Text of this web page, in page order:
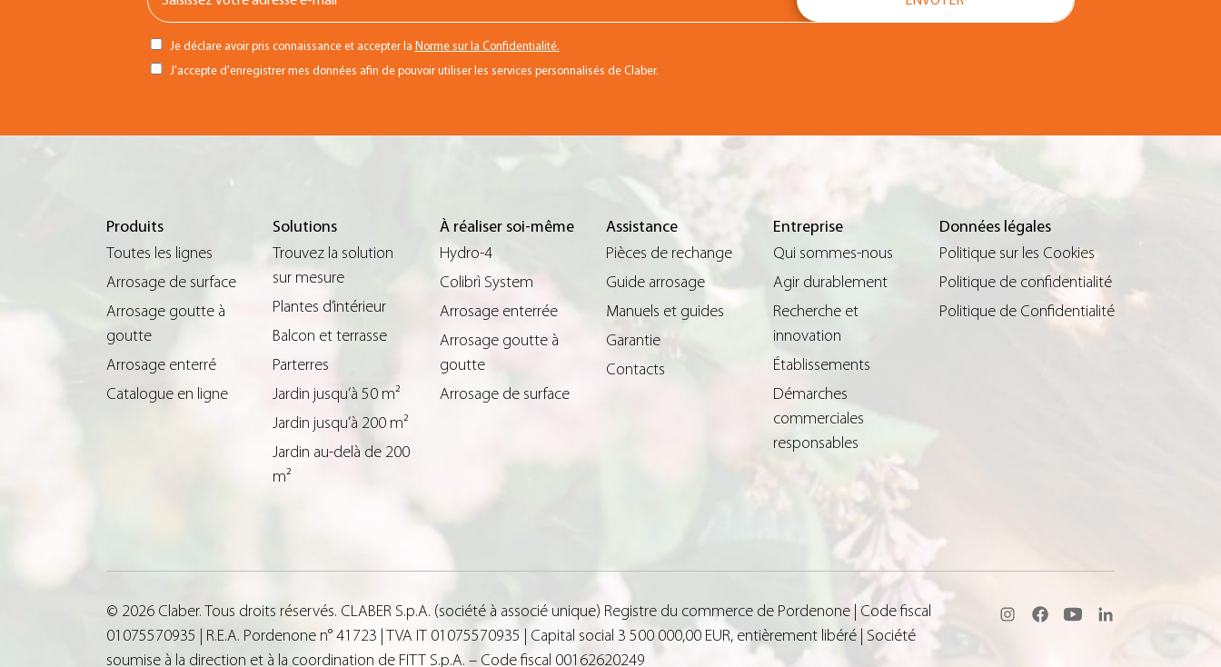
Je déclare avoir pris connaissance et accepter la Norme sur la Confidentialité.
J'accepte d'enregistrer mes données afin de pouvoir utiliser les services personnalisés de Claber.
Produits
Toutes les lignes
Arrosage de surface
Arrosage goutte à
goutte
Arrosage enterré
Catalogue en ligne
Solutions
Trouvez la solution
sur mesure
Plantes d’intérieur
Balcon et terrasse
Parterres
Jardin jusqu’à 50 m²
Jardin jusqu’à 200 m²
Jardin au-delà de 200
m²
À réaliser soi-même
Hydro-4
Colibrì System
Arrosage enterrée
Arrosage goutte à
goutte
Arrosage de surface
Assistance
Pièces de rechange
Guide arrosage
Manuels et guides
Garantie
Contacts
Entreprise
Qui sommes-nous
Agir durablement
Recherche et
innovation
Établissements
Démarches
commerciales
responsables
Données légales
Politique sur les Cookies
Politique de confidentialité
Politique de Confidentialité
© 2026 Claber. Tous droits réservés. CLABER S.p.A. (société à associé unique) Registre du commerce de Pordenone | Code fiscal
01075570935 | R.E.A. Pordenone n° 41723 | TVA IT 01075570935 | Capital social 3 500 000,00 EUR, entièrement libéré | Société
soumise à la direction et à la coordination de FITT S.p.A. – Code fiscal 00162620249